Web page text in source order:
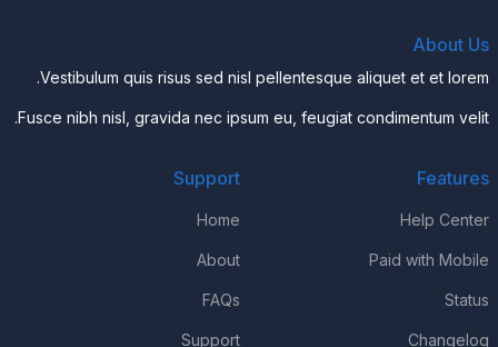
About Us
Vestibulum quis risus sed nisl pellentesque aliquet et et lorem.
Fusce nibh nisl, gravida nec ipsum eu, feugiat condimentum velit.
Features
Help Center
Paid with Mobile
Status
Changelog
Support
Home
About
FAQs
Support